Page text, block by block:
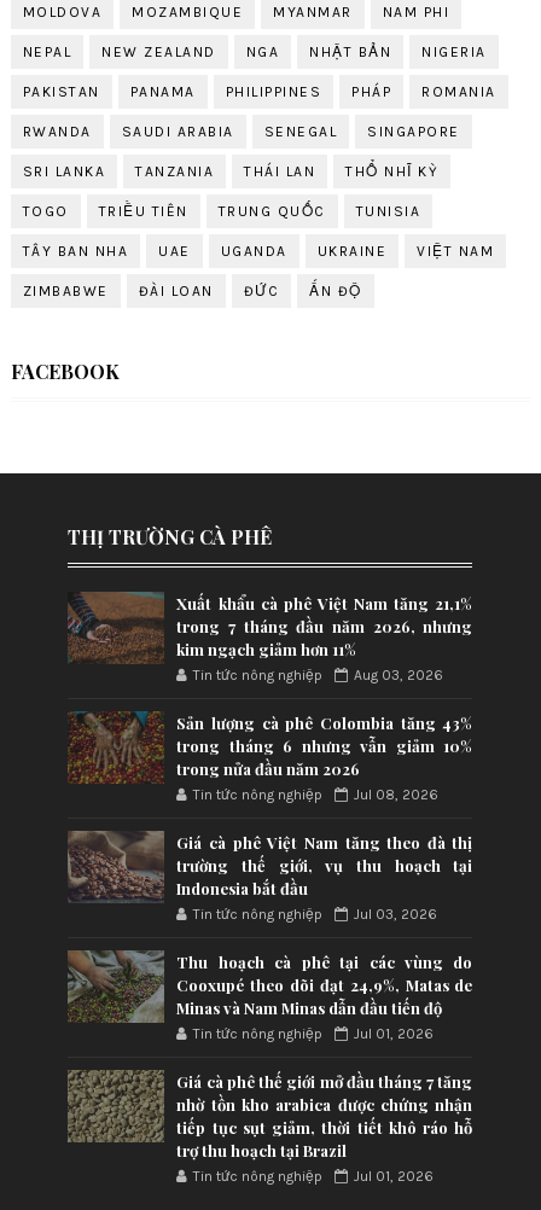
MOLDOVA MOZAMBIQUE MYANMAR NAM PHI
NEPAL NEW ZEALAND NGA NHẬT BẢN NIGERIA
PAKISTAN PANAMA PHILIPPINES PHÁP ROMANIA
RWANDA SAUDI ARABIA SENEGAL SINGAPORE
SRI LANKA TANZANIA THÁI LAN THỔ NHĨ KỲ
TOGO TRIỀU TIÊN TRUNG QUỐC TUNISIA
TÂY BAN NHA UAE UGANDA UKRAINE VIỆT NAM
ZIMBABWE ĐÀI LOAN ĐỨC ẤN ĐỘ
FACEBOOK
THỊ TRƯỜNG CÀ PHÊ
Xuất khẩu cà phê Việt Nam tăng 21,1%
trong 7 tháng đầu năm 2026, nhưng
kim ngạch giảm hơn 11%
Tin tức nông nghiệp Aug 03, 2026
Sản lượng cà phê Colombia tăng 43%
trong tháng 6 nhưng vẫn giảm 10%
trong nửa đầu năm 2026
Tin tức nông nghiệp Jul 08, 2026
Giá cà phê Việt Nam tăng theo đà thị
trường thế giới, vụ thu hoạch tại
Indonesia bắt đầu
Tin tức nông nghiệp Jul 03, 2026
Thu hoạch cà phê tại các vùng do
Cooxupé theo dõi đạt 24,9%, Matas de
Minas và Nam Minas dẫn đầu tiến độ
Tin tức nông nghiệp Jul 01, 2026
Giá cà phê thế giới mở đầu tháng 7 tăng
nhờ tồn kho arabica được chứng nhận
tiếp tục sụt giảm, thời tiết khô ráo hỗ
trợ thu hoạch tại Brazil
Tin tức nông nghiệp Jul 01, 2026